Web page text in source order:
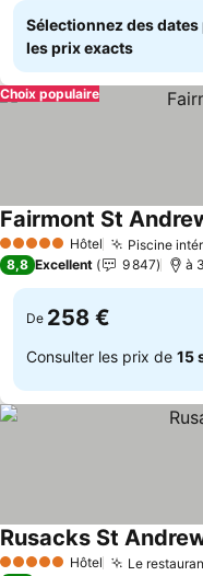
Sélectionnez des
les prix exacts
Choix populaire
5 Étoiles Hôtel Piscine
Fairmont St
8,8 Excellent 9 847 à
De 258 €
Consulter les prix de 15
5 Étoiles Hôtel Le
Rusacks St